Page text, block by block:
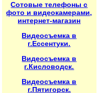
Сотовые телефоны с
фото и видеокамерами,
интернет-магазин
Видеосъемка в
г.Ессентуки.
Видеосъемка в
г.Кисловодск.
Видеосъемка в
г.Пятигорск.